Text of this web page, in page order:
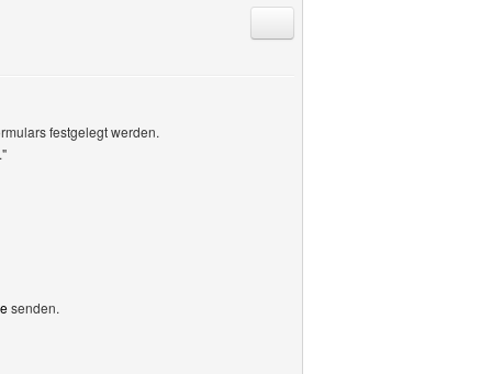
festgelegt werden.
senden.